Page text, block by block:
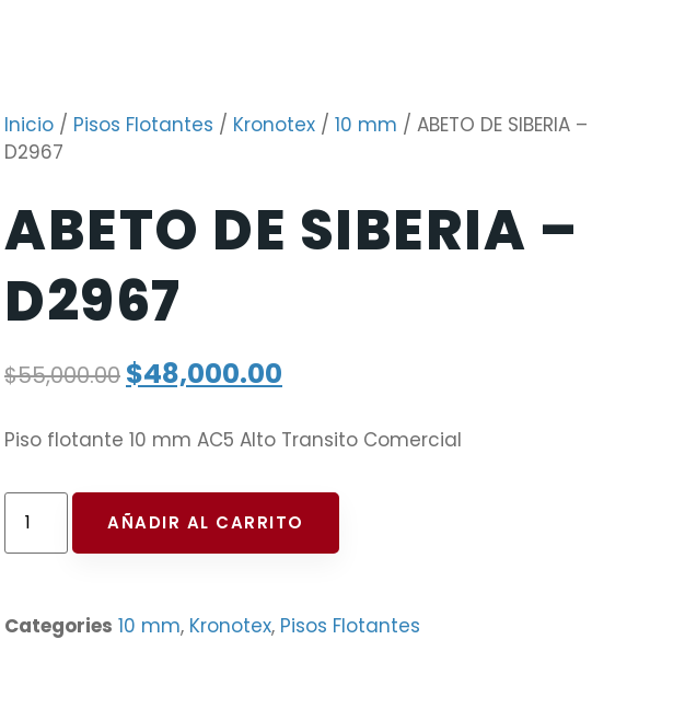
Inicio / Pisos Flotantes / Kronotex / 10 mm / ABETO DE SIBERIA –
D2967
ABETO DE SIBERIA –
D2967
$55,000.00 $48,000.00
Piso flotante 10 mm AC5 Alto Transito Comercial
AÑADIR AL CARRITO
Categories 10 mm, Kronotex, Pisos Flotantes